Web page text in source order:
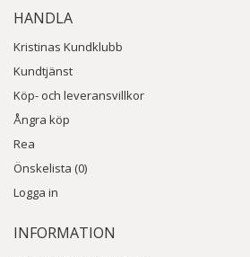
HANDLA
Kristinas Kundklubb
Kundtjänst
Köp- och leveransvillkor
Ångra köp
Rea
Önskelista (0)
Logga in
INFORMATION